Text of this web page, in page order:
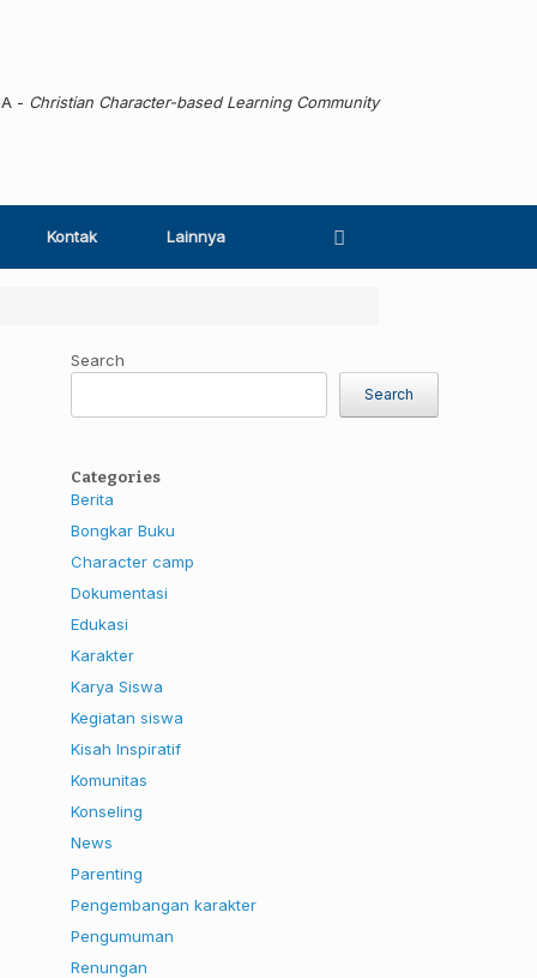
- Christian Character-based Learning Community
Kontak Lainnya
Search
Search
Categories
Berita
Bongkar Buku
Character camp
Dokumentasi
Edukasi
Karakter
Karya Siswa
Kegiatan siswa
Kisah Inspiratif
Komunitas
Konseling
News
Parenting
Pengembangan karakter
Pengumuman
Renungan